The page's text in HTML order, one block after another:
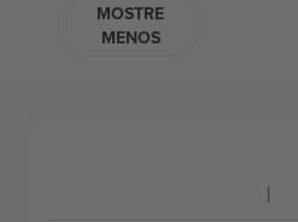
MOSTRE
MENOS